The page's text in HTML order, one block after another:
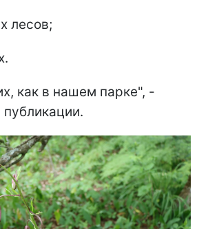
лесов;
как в нашем парке", -
публикации.